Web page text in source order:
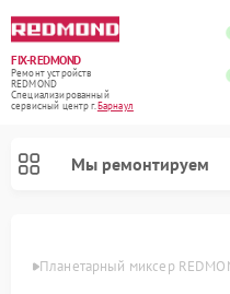
FIX-REDMOND
Ремонт устройств
REDMOND
Специализированный
cервисный центр г.Барнаул
Мы ремонтируем
Планетарный миксер